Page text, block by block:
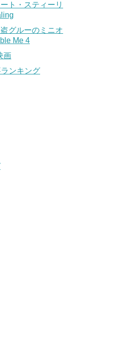
ト・スティーリ
グルーのミニオ
Me 4
画
ンキング